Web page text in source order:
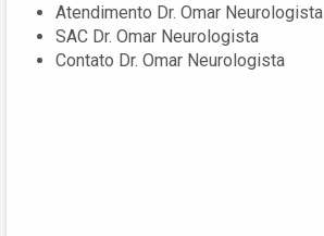
Atendimento Dr. Omar Neurologista
SAC Dr. Omar Neurologista
Contato Dr. Omar Neurologista